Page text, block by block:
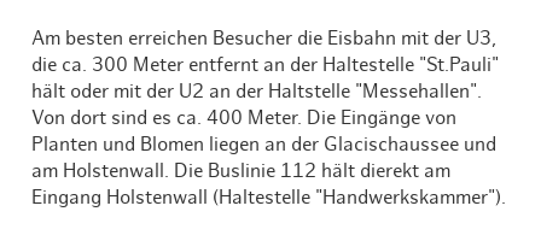
Am besten erreichen Besucher die Eisbahn mit der U3,
die ca. 300 Meter entfernt an der Haltestelle "St.Pauli"
hält oder mit der U2 an der Haltstelle "Messehallen".
Von dort sind es ca. 400 Meter. Die Eingänge von
Planten und Blomen liegen an der Glacischaussee und
am Holstenwall. Die Buslinie 112 hält dierekt am
Eingang Holstenwall (Haltestelle "Handwerkskammer").